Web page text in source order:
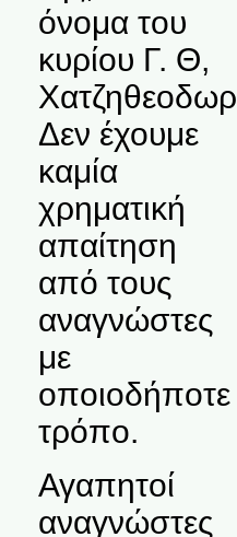
όνομα του
κυρίου Γ. Θ,
Δεν έχουμε
καμία
χρηματική
απαίτηση
από τους
αναγνώστες
με
οποιοδήποτε
τρόπο.
Αγαπητοί
αναγνώστες